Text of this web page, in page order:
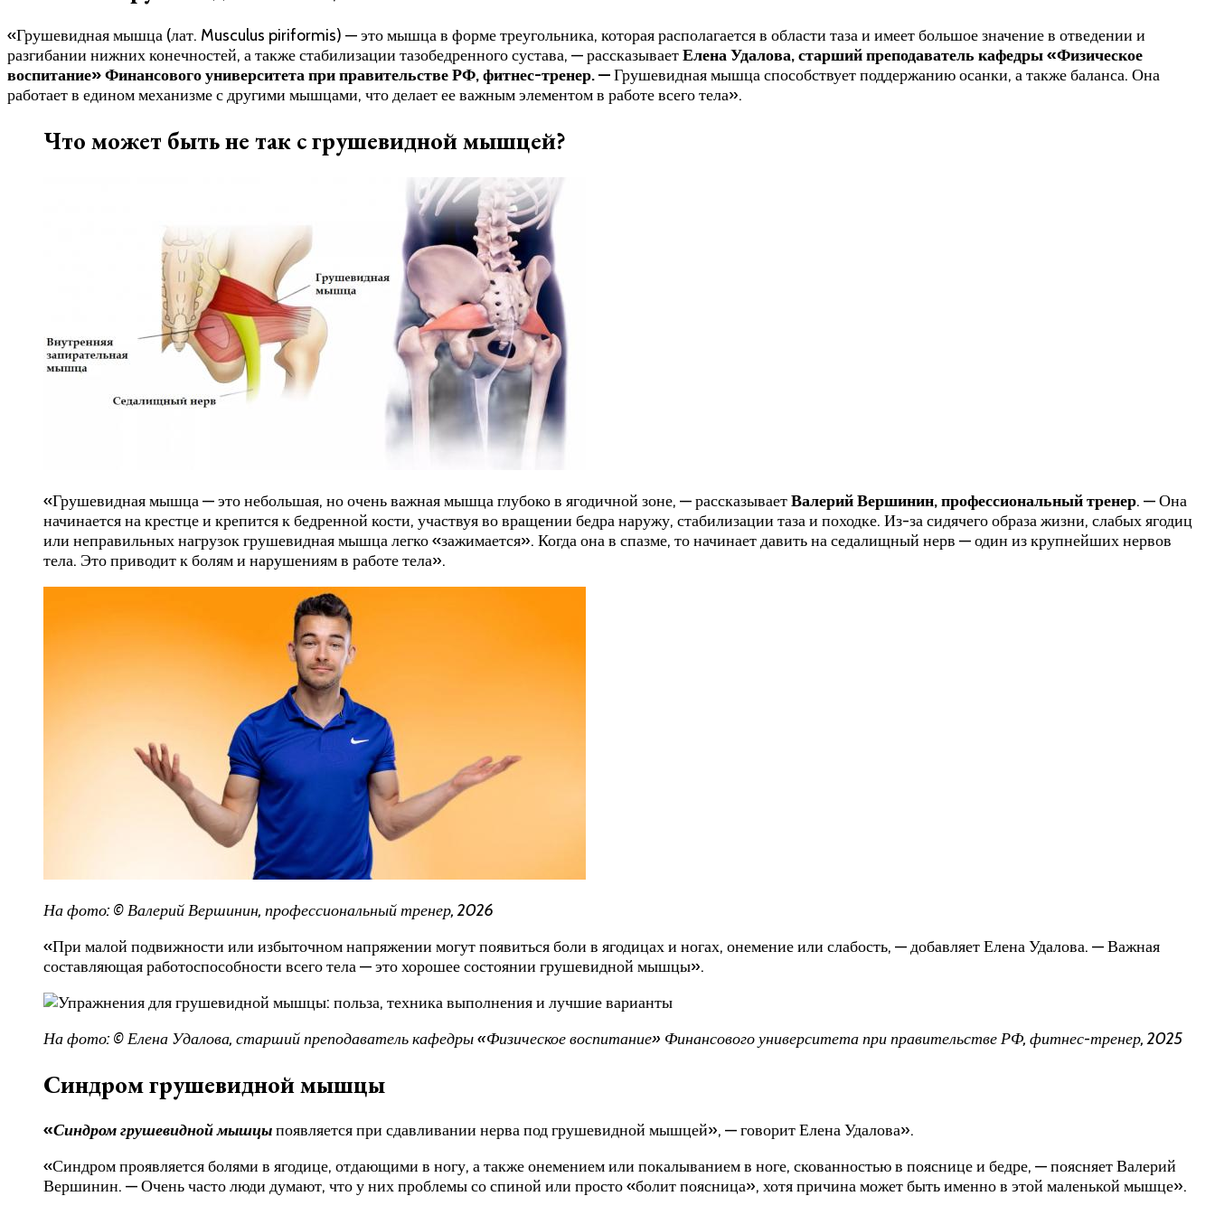
«Грушевидная мышца (лат. Musculus piriformis) — это мышца в форме треугольника, которая располагается в области таза и имеет большое значение в отведении и
разгибании нижних конечностей, а также стабилизации тазобедренного сустава, — рассказываетЕлена Удалова, старший преподаватель кафедры «Физическое
воспитание» Финансового университета при правительстве РФ, фитнес-тренер. —Грушевидная мышца способствует поддержанию осанки, а также баланса. Она
работает в едином механизме с другими мышцами, что делает ее важным элементом в работе всего тела».
Что может быть не так с грушевидной мышцей?
«Грушевидная мышца — это небольшая, но очень важная мышца глубоко в ягодичной зоне, — рассказываетВалерий Вершинин, профессиональный тренер. — Она
начинается на крестце и крепится к бедренной кости, участвуя во вращении бедра наружу, стабилизации таза и походке. Из-за сидячего образа жизни, слабых ягодиц
или неправильных нагрузок грушевидная мышца легко «зажимается». Когда она в спазме, то начинает давить на седалищный нерв — один из крупнейших нервов
тела. Это приводит к болям и нарушениям в работе тела».
На фото: © Валерий Вершинин, профессиональный тренер, 2026
«При малой подвижности или избыточном напряжении могут появиться боли в ягодицах и ногах, онемение или слабость, — добавляет Елена Удалова. — Важная
составляющая работоспособности всего тела — это хорошее состоянии грушевидной мышцы».
На фото: © Елена Удалова, старший преподаватель кафедры «Физическое воспитание» Финансового университета при правительстве РФ, фитнес-тренер, 2025
Синдром грушевидной мышцы
«Синдром грушевидной мышцыпоявляется при сдавливании нерва под грушевидной мышцей», — говорит Елена Удалова».
«Синдром проявляется болями в ягодице, отдающими в ногу, а также онемением или покалыванием в ноге, скованностью в пояснице и бедре, — поясняет Валерий
Вершинин. — Очень часто люди думают, что у них проблемы со спиной или просто «болит поясница», хотя причина может быть именно в этой маленькой мышце».